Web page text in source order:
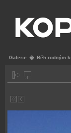
Galerie � Běh rodným